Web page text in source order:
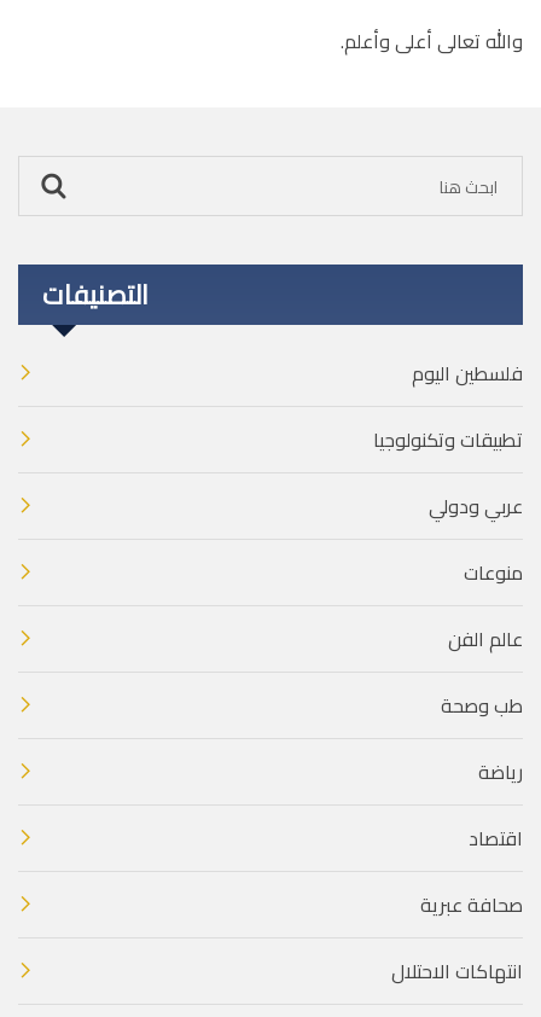
والله تعالى أعلى وأعلم.
التصنيفات
فلسطين اليوم
تطبيقات وتكنولوجيا
عربي ودولي
منوعات
عالم الفن
طب وصحة
رياضة
اقتصاد
صحافة عبرية
انتهاكات الاحتلال